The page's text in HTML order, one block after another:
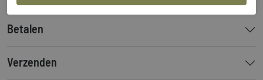
Betalen
Verzenden